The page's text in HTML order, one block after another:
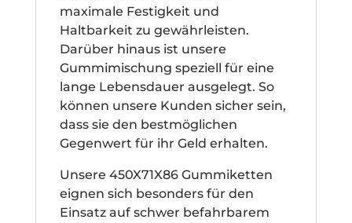
maximale Festigkeit und
Haltbarkeit zu gewährleisten.
Darüber hinaus ist unsere
Gummimischung speziell für eine
lange Lebensdauer ausgelegt. So
können unsere Kunden sicher sein,
dass sie den bestmöglichen
Gegenwert für ihr Geld erhalten.
Unsere 450X71X86 Gummiketten
eignen sich besonders für den
Einsatz auf schwer befahrbarem